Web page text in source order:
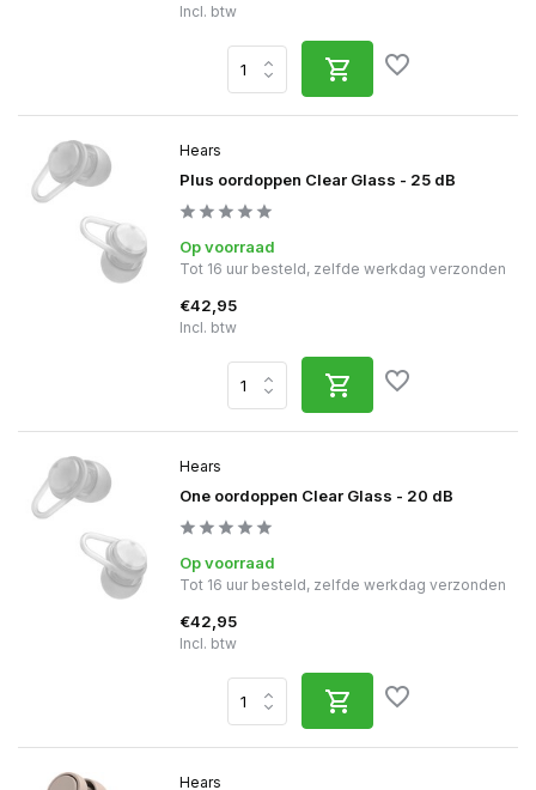
Incl. btw
Hears
Plus oordoppen Clear Glass - 25 dB
Op voorraad
Tot 16 uur besteld, zelfde werkdag verzonden
€42,95
Incl. btw
Hears
One oordoppen Clear Glass - 20 dB
Op voorraad
Tot 16 uur besteld, zelfde werkdag verzonden
€42,95
Incl. btw
Hears